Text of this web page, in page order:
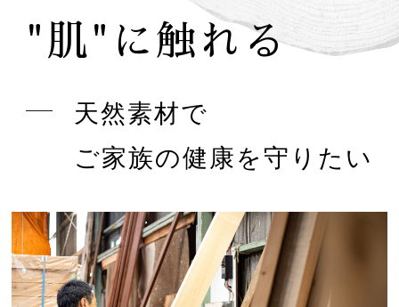
"肌"に触れる
天然素材で
ご家族の健康を守りたい